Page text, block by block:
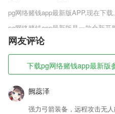
pg网络赌钱app最新版APP,现在下
pg网络赌钱app最新版是一款全新
特效，为玩家们带来极其华丽的战
让玩家们可以尽情的领取各种超强
这款游戏的朋友赶紧下载吧。
pg网络赌钱app最新版软
1,最近几天的天气都会预先发送给用
2,从广播电视到移动终端，手机江
网友评论
下载pg网络赌钱app最新版
阙蕊泽
强力弓箭装备，远程攻击无人